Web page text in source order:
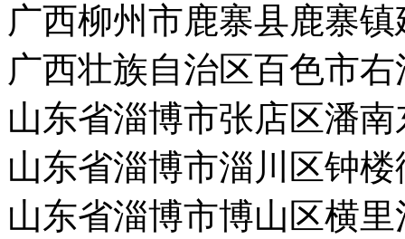
广西柳州市鹿寨县鹿寨
广西壮族自治区百色市右
山东省淄博市张店区潘南
山东省淄博市淄川区钟
山东省淄博市博山区横里